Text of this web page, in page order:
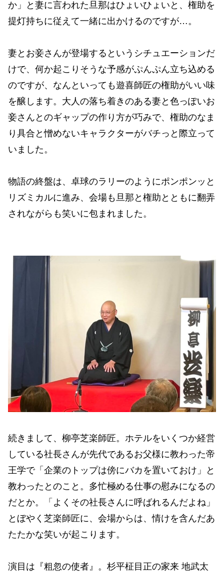
か」と妻に言われた旦那はひょいひょいと、権助を
提灯持ちに従えて一緒に出かけるのですが…。
妻とお妾さんが登場するというシチュエーションだ
けで、何か起こりそうな予感がぷんぷん立ち込める
のですが、なんといっても遊喜師匠の権助がいい味
を醸します。大人の落ち着きのある妻と色っぽいお
妾さんとのギャップの作り方が巧みで、権助のなま
り具合と憎めないキャラクターがバチっと際立って
いました。
物語の終盤は、卓球のラリーのようにポンポンッと
リズミカルに進み、会場も旦那と権助とともに翻弄
されながらも笑いに包まれました。
続きまして、柳亭芝楽師匠。ホテルをいくつか経営
している社長さんが先代であるお父様に教わった帝
王学で「企業のトップは傍にバカを置いておけ」と
教わったとのこと。多忙極める仕事の慰みになるの
だとか。「よくその社長さんに呼ばれるんだよね」
とぼやく芝楽師匠に、会場からは、情けを含んだあ
たたかな笑いが起こります。
演目は『粗忽の使者』。杉平柾目正の家来 地武太